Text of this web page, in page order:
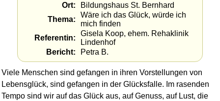
Ort
Bildungshaus St. Bernhard
Thema
Wäre ich das Glück, würde ich
mich finden
Referentin
Gisela Koop, ehem. Rehaklinik
Lindenhof
Bericht
Petra B.
Viele Menschen sind gefangen in ihren Vorstellungen von
Lebensglück, sind gefangen in der Glücksfalle. Im rasenden
Tempo sind wir auf das Glück aus, auf Genuss, auf Lust, die